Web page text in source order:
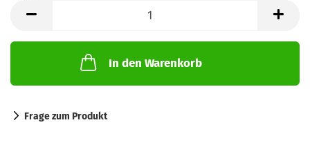
In den Warenkorb
Frage zum Produkt